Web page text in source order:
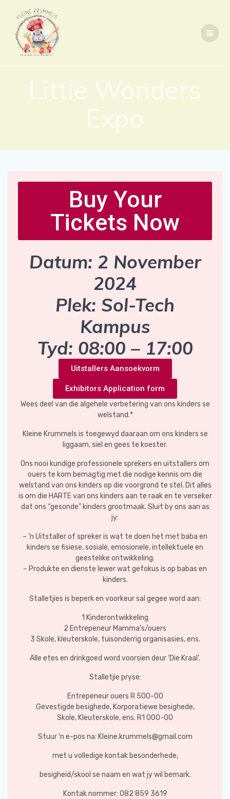
Little Wonders
Expo
Buy Your
Tickets Now
Datum: 2 November
2024
Plek: Sol-Tech
Kampus
Tyd: 08:00 – 17:00
Uitstallers Aansoekvorm
Exhibitors Application form
Wees deel van die algehele verbetering van ons kinders se
welstand.*
Kleine Krummels is toegewyd daaraan om ons kinders se
liggaam, siel en gees te koester.
Ons nooi kundige professionele sprekers en uitstallers om
ouers te kom bemagtig met die nodige kennis om die
welstand van ons kinders op die voorgrond te stel. Dit alles
is om die HARTE van ons kinders aan te raak en te verseker
dat ons “gesonde” kinders grootmaak. Sluit by ons aan as
jy:
– ‘n Uitstaller of spreker is wat te doen het met baba en
kinders se fisiese, sosiale, emosionele, intellektuele en
geestelike ontwikkeling.
– Produkte en dienste lewer wat gefokus is op babas en
kinders.
Stalletjies is beperk en voorkeur sal gegee word aan:
1 Kinderontwikkeling
2 Entrepeneur Mamma’s/ouers
3 Skole, kleuterskole, tuisonderrig organisasies, ens.
Alle etes en drinkgoed word voorsien deur ‘Die Kraal’.
Stalletjie pryse:
Entrepeneur ouers R 500-00
Gevestigde besighede, Korporatiewe besighede,
Skole, Kleuterskole, ens. R1 000-00
Stuur ‘n e-pos na: Kleine.krummels@gmail.com
met u volledige kontak besonderhede,
besigheid/skool se naam en wat jy wil bemark.
Kontak nommer: ⁨082 859 3619⁩